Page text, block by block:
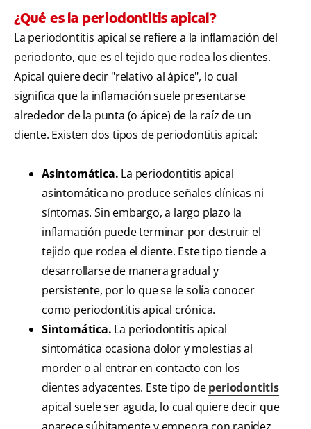
¿Qué es la periodontitis apical?
La periodontitis apical se refiere a la inflamación del
periodonto, que es el tejido que rodea los dientes.
Apical quiere decir "relativo al ápice", lo cual
significa que la inflamación suele presentarse
alrededor de la punta (o ápice) de la raíz de un
diente. Existen dos tipos de periodontitis apical:
Asintomática. La periodontitis apical
asintomática no produce señales clínicas ni
síntomas. Sin embargo, a largo plazo la
inflamación puede terminar por destruir el
tejido que rodea el diente. Este tipo tiende a
desarrollarse de manera gradual y
persistente, por lo que se le solía conocer
como periodontitis apical crónica.
Sintomática. La periodontitis apical
sintomática ocasiona dolor y molestias al
morder o al entrar en contacto con los
dientes adyacentes. Este tipo deperiodontitis
apical suele ser aguda, lo cual quiere decir que